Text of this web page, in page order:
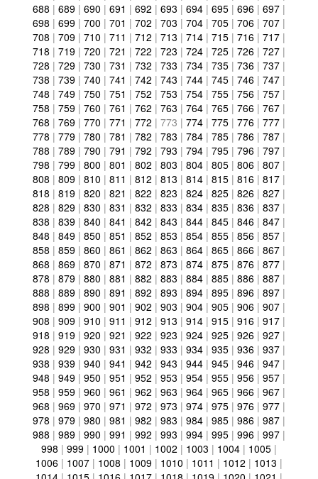
688 | 689 | 690 | 691 | 692 | 693 | 694 | 695 | 696 | 697 |
698 | 699 | 700 | 701 | 702 | 703 | 704 | 705 | 706 | 707 |
708 | 709 | 710 | 711 | 712 | 713 | 714 | 715 | 716 | 717 |
718 | 719 | 720 | 721 | 722 | 723 | 724 | 725 | 726 | 727 |
728 | 729 | 730 | 731 | 732 | 733 | 734 | 735 | 736 | 737 |
738 | 739 | 740 | 741 | 742 | 743 | 744 | 745 | 746 | 747 |
748 | 749 | 750 | 751 | 752 | 753 | 754 | 755 | 756 | 757 |
758 | 759 | 760 | 761 | 762 | 763 | 764 | 765 | 766 | 767 |
768 | 769 | 770 | 771 | 772 | 773 | 774 | 775 | 776 | 777 |
778 | 779 | 780 | 781 | 782 | 783 | 784 | 785 | 786 | 787 |
788 | 789 | 790 | 791 | 792 | 793 | 794 | 795 | 796 | 797 |
798 | 799 | 800 | 801 | 802 | 803 | 804 | 805 | 806 | 807 |
808 | 809 | 810 | 811 | 812 | 813 | 814 | 815 | 816 | 817 |
818 | 819 | 820 | 821 | 822 | 823 | 824 | 825 | 826 | 827 |
828 | 829 | 830 | 831 | 832 | 833 | 834 | 835 | 836 | 837 |
838 | 839 | 840 | 841 | 842 | 843 | 844 | 845 | 846 | 847 |
848 | 849 | 850 | 851 | 852 | 853 | 854 | 855 | 856 | 857 |
858 | 859 | 860 | 861 | 862 | 863 | 864 | 865 | 866 | 867 |
868 | 869 | 870 | 871 | 872 | 873 | 874 | 875 | 876 | 877 |
878 | 879 | 880 | 881 | 882 | 883 | 884 | 885 | 886 | 887 |
888 | 889 | 890 | 891 | 892 | 893 | 894 | 895 | 896 | 897 |
898 | 899 | 900 | 901 | 902 | 903 | 904 | 905 | 906 | 907 |
908 | 909 | 910 | 911 | 912 | 913 | 914 | 915 | 916 | 917 |
918 | 919 | 920 | 921 | 922 | 923 | 924 | 925 | 926 | 927 |
928 | 929 | 930 | 931 | 932 | 933 | 934 | 935 | 936 | 937 |
938 | 939 | 940 | 941 | 942 | 943 | 944 | 945 | 946 | 947 |
948 | 949 | 950 | 951 | 952 | 953 | 954 | 955 | 956 | 957 |
958 | 959 | 960 | 961 | 962 | 963 | 964 | 965 | 966 | 967 |
968 | 969 | 970 | 971 | 972 | 973 | 974 | 975 | 976 | 977 |
978 | 979 | 980 | 981 | 982 | 983 | 984 | 985 | 986 | 987 |
988 | 989 | 990 | 991 | 992 | 993 | 994 | 995 | 996 | 997 |
998 | 999 | 1000 | 1001 | 1002 | 1003 | 1004 | 1005 |
1006 | 1007 | 1008 | 1009 | 1010 | 1011 | 1012 | 1013 |